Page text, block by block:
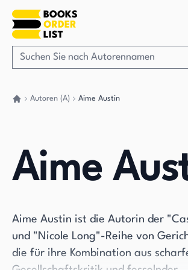
Autoren (A) Aime Austin
Aime
Aime Austin ist die Autorin der
und "Nicole Long"-Reihe von
die für ihre Kombination aus